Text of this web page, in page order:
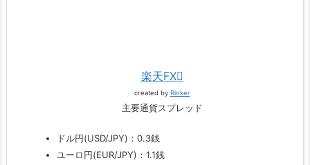
楽天FX
created by Rinker
主要通貨スプレッド
ドル円(USD/JPY)：0.3銭
ユーロ円(EUR/JPY)：1.1銭